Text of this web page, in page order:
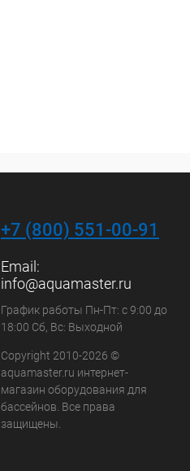
+7 (800) 551-00-91
Email:
info@aquamaster.ru
График работы Пн-Пт: с 9:00 до
18:00 Сб, Вс: Выходной
Copyright 2010-2026 ©
aquamaster.ru интернет-
магазин оборудования для
бассейнов. Все права
защищены.